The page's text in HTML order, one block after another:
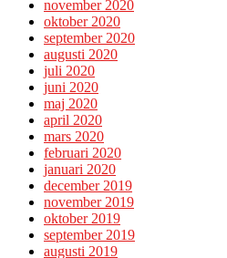
november 2020
oktober 2020
september 2020
augusti 2020
juli 2020
juni 2020
maj 2020
april 2020
mars 2020
februari 2020
januari 2020
december 2019
november 2019
oktober 2019
september 2019
augusti 2019